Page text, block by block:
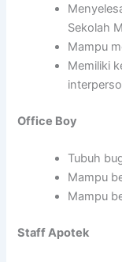
Sekolah
Mampu
Memiliki
Office Boy
Tubuh
Mampu
Mampu
Staff Apotek